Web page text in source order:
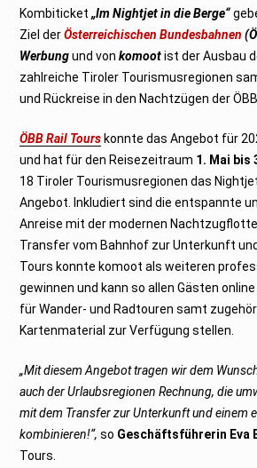
3
Kombiticket„Im Nightjet in die Berge“
Ziel derÖsterreichischen Bundesbahnen
Werbungund vonkomootist der Ausbau
zahlreiche Tiroler Tourismusregionen
und Rückreise in den Nachtzügen der ÖBB.
ÖBB Rail Tours konnte das Angebot für
und hat für den Reisezeitraum 1. Mai bis
18 Tiroler Tourismusregionen das
Angebot. Inkludiert sind die entspannte
Anreise mit der modernen Nachtzugflotte
Transfer vom Bahnhof zur Unterkunft und
Tours konnte komoot als weiteren
gewinnen und kann so allen Gästen
für Wander- und Radtouren samt
Kartenmaterial zur Verfügung stellen.
„Mit diesem Angebot tragen wir dem
auch der Urlaubsregionen Rechnung, die
mit dem Transfer zur Unterkunft und einem
kombinieren!“, so Geschäftsführerin Eva
Tours.